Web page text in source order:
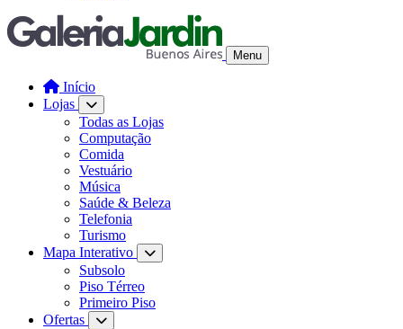
Menu
Início
Lojas
Todas as Lojas
Computação
Comida
Vestuário
Música
Saúde & Beleza
Telefonia
Turismo
Mapa Interativo
Subsolo
Piso Térreo
Primeiro Piso
Ofertas